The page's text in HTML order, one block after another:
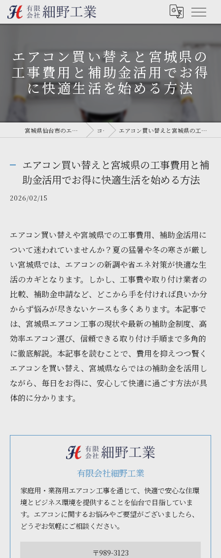
エアコン買い替えと宮城県の
工事費用と補助金活用でお得
に快適生活を始める方法
宮城県仙台市のエアコン工事なら有限会社細野工業 コラム エアコン買い替えと宮城県の工事費用と補助金活用でお得に快適生活を始める方法
エアコン買い替えと宮城県の工事費用と補
助金活用でお得に快適生活を始める方法
2026/02/15
エアコン買い替えや宮城県での工事費用、補助金活用に
ついて迷われていませんか？夏の猛暑や冬の寒さが厳し
い宮城県では、エアコンの新調や省エネ対策が快適な生
活のカギとなります。しかし、工事費や取り付け業者の
比較、補助金申請など、どこから手を付ければ良いか分
からず悩みが尽きないケースも多くあります。本記事で
は、宮城県エアコン工事の現状や最新の補助金制度、高
効率エアコン選び、信頼できる取り付け手順まで多角的
に徹底解説。本記事を読むことで、費用を抑えつつ賢く
エアコンを買い替え、宮城県ならではの補助金を活用し
ながら、毎日をお得に、安心して快適に過ごす方法が具
体的に分かります。
有限会社細野工業
家庭用・業務用エアコン工事を通じて、快適で安心な住環
境とビジネス環境を提供することを仙台で目指していま
す。エアコンに関するお悩みやご要望がございましたら、
どうぞお気軽にご相談ください。
〒989-3123